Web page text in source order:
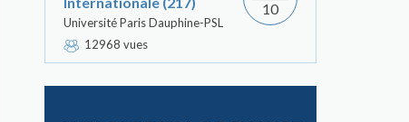
Université Paris Dauphine-PSL
12968 vues
10